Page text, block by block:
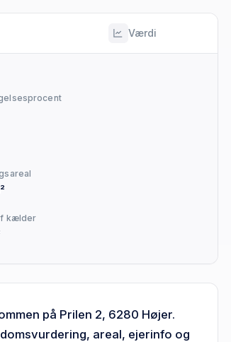
Værdi
kælder
på Prilen 2, 6280 Højer.
areal, ejerinfo og